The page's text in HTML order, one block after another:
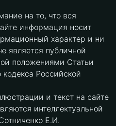
на то, что вся
информация носит
характер и ни
является публичной
положениями Статьи
Российской
и текст на сайте
интеллектуальной
Е.И.